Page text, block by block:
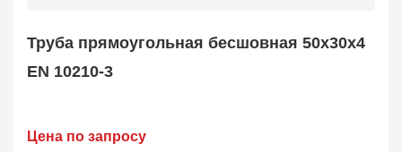
Труба оребренная
Трубная заготовка
Труба прямоугольная бесшовная 50х30х4
EN 10210-3
Цена по запросу